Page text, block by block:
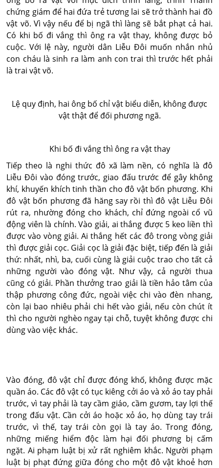
chứng giám để hai đứa trẻ tương lai sẽ trở thành hai đồ
vật võ. Vì vậy nếu để bị ngã thì làng sẽ bắt phạt cả hai.
Có khi bố đi vắng thì ông ra vật thay, không được bỏ
cuộc. Với lệ này, người dân Liễu Đôi muốn nhắn nhủ
con cháu là sinh ra làm anh con trai thì trước hết phải
là trai vật võ.
Lệ quy định, hai ông bố chỉ vật biểu diễn, không được
vật thật để đối phương ngã.
Khi bố đi vắng thì ông ra vật thay
Tiếp theo là nghi thức đô xã làm nền, có nghĩa là đô
Liễu Đôi vào đóng trước, giao đấu trước để gây không
khí, khuyến khích tinh thần cho đô vật bốn phương. Khi
đô vật bốn phương đã hăng say rồi thì đô vật Liễu Đôi
rút ra, nhường đóng cho khách, chỉ đứng ngoài cổ vũ
động viên là chính. Vào giải, ai thắng được 5 keo liền thì
được vào vòng giải. Ai thắng hết các đô trong vòng giải
thì được giải cọc. Giải cọc là giải đặc biệt, tiếp đến là giải
thứ: nhất, nhì, ba, cuối cùng là giải cuộc trao cho tất cả
những người vào đóng vật. Như vậy, cả người thua
cũng có giải. Phần thưởng trao giải là tiền hảo tâm của
thập phương công đức, ngoài việc chi vào đèn nhang,
còn lại bao nhiêu phải chi hết vào giải, nếu còn chút ít
thì cho người nghèo ngay tại chỗ, tuyệt không được chi
dùng vào việc khác.
Vào đóng, đô vật chỉ được đóng khố, không được mặc
quần áo. Các đô vật có tục kiêng cởi áo và xỏ áo tay phải
trước, vì tay phải là tay cầm giáo, cầm gươm, tay lợi thế
trong đấu vật. Cần cởi áo hoặc xỏ áo, họ dùng tay trái
trước, vì thế, tay trái còn gọi là tay áo. Trong đóng,
những miếng hiểm độc làm hại đối phương bị cấm
ngặt. Ai phạm luật bị xử rất nghiêm khắc. Người phạm
luật bị phạt đứng giữa đóng cho một đô vật khoẻ hơn